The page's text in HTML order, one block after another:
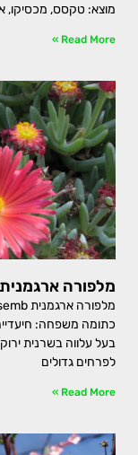
מוצא: טקסס, מכסיקו,
Read More »
מלפורה ארגמנית
בעל עלווה בשרנית
לפרחים גדולים
Read More »